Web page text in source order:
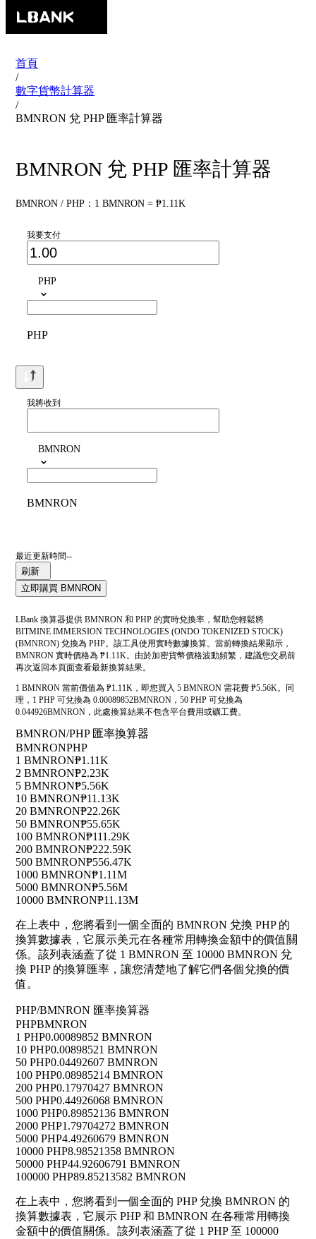
首頁
/
數字貨幣計算器
/
BMNRON 兌 PHP 匯率計算器
BMNRON 兌 PHP 匯率計算器
BMNRON / PHP：1 BMNRON = ₱1.11K
我要支付
PHP
PHP
我將收到
BMNRON
BMNRON
最近更新時間--
刷新
立即購買 BMNRON
LBank 換算器提供 BMNRON 和 PHP 的實時兌換率，幫助您輕鬆將
BITMINE IMMERSION TECHNOLOGIES (ONDO TOKENIZED STOCK)
(BMNRON) 兌換為 PHP。該工具使用實時數據換算。當前轉換結果顯示，
BMNRON 實時價格為 ₱1.11K。由於加密貨幣價格波動頻繁，建議您交易前
再次返回本頁面查看最新換算結果。
1 BMNRON 當前價值為 ₱1.11K，即您買入 5 BMNRON 需花費 ₱5.56K。同
理，1 PHP 可兌換為 0.00089852BMNRON，50 PHP 可兌換為
0.044926BMNRON，此處換算結果不包含平台費用或礦工費。
BMNRON/PHP 匯率換算器
BMNRONPHP
1 BMNRON₱1.11K
2 BMNRON₱2.23K
5 BMNRON₱5.56K
10 BMNRON₱11.13K
20 BMNRON₱22.26K
50 BMNRON₱55.65K
100 BMNRON₱111.29K
200 BMNRON₱222.59K
500 BMNRON₱556.47K
1000 BMNRON₱1.11M
5000 BMNRON₱5.56M
10000 BMNRON₱11.13M
在上表中，您將看到一個全面的 BMNRON 兌換 PHP 的
換算數據表，它展示美元在各種常用轉換金額中的價值關
係。該列表涵蓋了從 1 BMNRON 至 10000 BMNRON 兌
換 PHP 的換算匯率，讓您清楚地了解它們各個兌換的價
值。
PHP/BMNRON 匯率換算器
PHPBMNRON
1 PHP0.00089852 BMNRON
10 PHP0.00898521 BMNRON
50 PHP0.04492607 BMNRON
100 PHP0.08985214 BMNRON
200 PHP0.17970427 BMNRON
500 PHP0.44926068 BMNRON
1000 PHP0.89852136 BMNRON
2000 PHP1.79704272 BMNRON
5000 PHP4.49260679 BMNRON
10000 PHP8.98521358 BMNRON
50000 PHP44.92606791 BMNRON
100000 PHP89.85213582 BMNRON
在上表中，您將看到一個全面的 PHP 兌換 BMNRON 的
換算數據表，它展示 PHP 和 BMNRON 在各種常用轉換
金額中的價值關係。該列表涵蓋了從 1 PHP 至 100000